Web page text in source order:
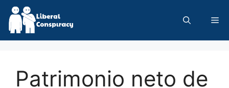
Skip
content
Patrimonio neto de